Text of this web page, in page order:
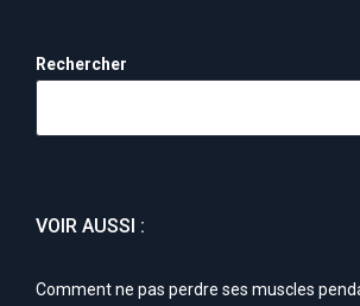
Rechercher
VOIR AUSSI :
Comment ne pas perdre ses muscles